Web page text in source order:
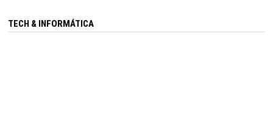
TECH & INFORMÁTICA